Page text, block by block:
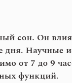
сон. Он
дня. Научные
от 7 до 9
функций.